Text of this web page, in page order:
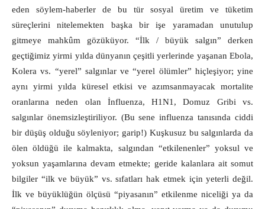
eden söylem-haberler de bu tür sosyal üretim ve tüketim
süreçlerini nitelemekten başka bir işe yaramadan unutulup
gitmeye mahkûm gözüküyor. “İlk / büyük salgın” derken
geçtiğimiz yirmi yılda dünyanın çeşitli yerlerinde yaşanan Ebola,
Kolera vs. “yerel” salgınlar ve “yerel ölümler” hiçleşiyor; yine
aynı yirmi yılda küresel etkisi ve azımsanmayacak mortalite
oranlarına neden olan İnfluenza, H1N1, Domuz Gribi vs.
salgınlar önemsizleştiriliyor. (Bu sene influenza tanısında ciddi
bir düşüş olduğu söyleniyor; garip!) Kuşkusuz bu salgınlarda da
ölen öldüğü ile kalmakta, salgından “etkilenenler” yoksul ve
yoksun yaşamlarına devam etmekte; geride kalanlara ait somut
bilgiler “ilk ve büyük” vs. sıfatları hak etmek için yeterli değil.
İlk ve büyüklüğün ölçüsü “piyasanın” etkilenme niceliği ya da